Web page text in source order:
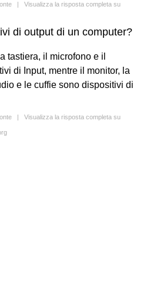
| Visualizza la risposta completa su
di output di un computer?
tastiera, il microfono e il
di Input, mentre il monitor, la
e le cuffie sono dispositivi di
| Visualizza la risposta completa su